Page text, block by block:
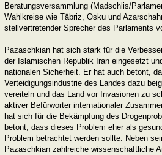
Beratungsversammlung (Madschlis/
Wahlkreise wie Täbriz, Osku und
stellvertretender Sprecher des Parlaments
Pazaschkian hat sich stark für die
der Islamischen Republik Iran eingesetzt
nationalen Sicherheit. Er hat auch betont,
Verteidigungsindustrie des Landes dazu
vereiteln und das Land vor Invasionen zu
aktiver Befürworter internationaler
hat sich für die Bekämpfung des
betont, dass dieses Problem eher als
Problem betrachtet werden sollte. Neben
Pazaschkian zahlreiche wissenschaftliche